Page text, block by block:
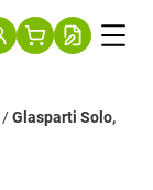
/Glasparti Solo,